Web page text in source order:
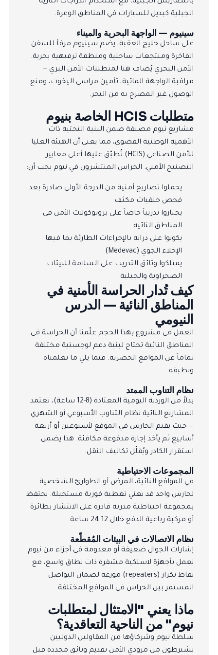
الجبلية كبديل للسيارات في المناطق الوعرة.
سينيوم — الواجهة البحرية والميناء
على ساحل خليج العقبة، يضم سينيوم مرفأ للسفن
الفاخرة ومنتجعات ساحلية ومنطقة ترفيهية بحرية.
الأمن البحري يُضاف هنا لمتطلبات الأمن البري —
مراقبة الواجهة المائية، تأمين مراسي اليخوت، ومنع
الوصول غير المصرح به من البحر.
متطلبات HCIS الخاصة بنيوم
مشاريع نيوم مصنفة ضمن البنية التحتية ذات
الأهمية الوطنية القصوى، مما يعني أن الهيئة العليا
للأمن الصناعي (HCIS) تُطبّق عليها أعلى معايير
التصنيح الأمني. الحراس المنتشرون في نيوم يجب أن:
يحملوا تصاريح أمنية من الدرجة الأولى صادرة بعد
فحص خلفيات مكثف
يجتازوا تدريباً خاصاً على بروتوكولات الأمن في
المناطق النائية
يكونوا على دراية بالإجراءات الطارئة بما فيها
الإخلاء الجوي (Medevac)
يمتلكوا وثائق التدريب على السلامة للبيئات
الصحراوية والجبلية
كيف تُدار الحراسة الأمنية في
المناطق النائية — الدرس
النيومي
العمل في مشروع بهذا الحجم علّمنا أن الحراسة في
المناطق النائية تحتاج لبنية دعم لوجستية مختلفة
تماماً عن المواقع الحضرية. فيما يلي ما تعلمناه
ونطبقه:
نظام التناوب الممتد
بدلاً من الوردية اليومية المعتادة (8-12 ساعة)، تعتمد
المشاريع النائية نظام التناوب الأسبوعي أو الشهري
— حيث يقيم الحارس في الموقع لأسبوعين أو أربعة
أسابيع ثم يأخذ إجازة مدفوعة مكافئة. هذا يضمن
استقرار الكادر ويُقلّل تكاليف النقل.
المجموعات الاحتياطية
في المواقع النائية، المرض أو الطوارئ الشخصية
لحارس واحد قد يعني تغطية فورية مستحيلة. نحتفظ
بمجموعة احتياطية مدربة قادرة على الانتشار بطائرة
أو مركبة رباعية الدفع خلال 12-24 ساعة.
نظام الاتصالات في البيئات المُقطّعة
إشارات الجوال ضعيفة أو معدومة في أجزاء من نيوم.
نعمل بأجهزة لاسلكية مشفرة ذات نطاق واسع، مع
نقاط تكرار (repeaters) موزعة لضمان التواصل
المستمر بين الحراس في المواقع المختلفة.
ماذا يعني "الامتثال لمتطلبات
نيوم" من الناحية التعاقدية؟
سلطة نيوم وشركاؤها من المقاولين الدوليين
يشترطون من مزودي الأمن تقديم وثائق محددة قبل